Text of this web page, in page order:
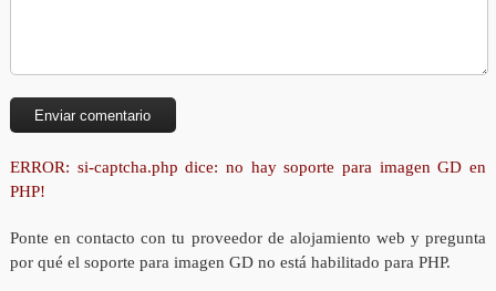
ERROR: si-captcha.php dice: no hay soporte para imagen GD en
PHP!
Ponte en contacto con tu proveedor de alojamiento web y pregunta
por qué el soporte para imagen GD no está habilitado para PHP.